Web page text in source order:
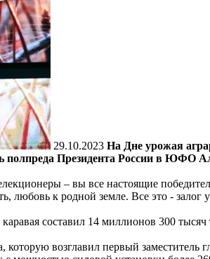
29.10.2023 На Дне урожая
полпреда Президента России в ЮФО
– вы все настоящие
любовь к родной земле. Все это -
составил 14 миллионов 300 тысяч
которую возглавил первый